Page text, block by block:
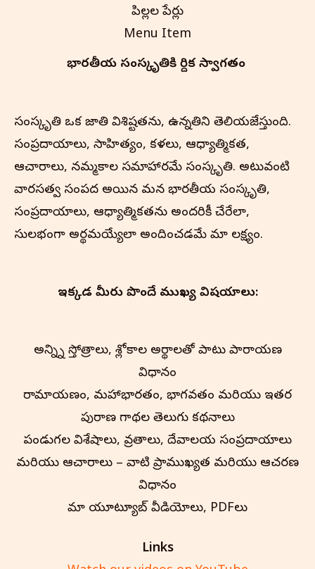
పిల్లల పేర్లు
Menu Item
భారతీయ సంస్కృతి‌కి హార్దిక స్వాగతం
సంస్కృతి ఒక జాతి విశిష్టతను, ఉన్నతిని తెలియజేస్తుంది.
సంప్రదాయాలు, సాహిత్యం, కళలు, ఆధ్యాత్మికత,
ఆచారాలు, నమ్మకాల సమాహారమే సంస్కృతి. అటువంటి
వారసత్వ సంపద అయిన మన భారతీయ సంస్కృతి,
సంప్రదాయాలు, ఆధ్యాత్మికతను అందరికీ చేరేలా,
సులభంగా అర్థమయ్యేలా అందించడమే మా లక్ష్యం.
ఇక్కడ మీరు పొందే ముఖ్య విషయాలు:
అన్న్ని స్తోత్రాలు, శ్లోకాల అర్థాలతో పాటు పారాయణ
విధానం
రామాయణం, మహాభారతం, భాగవతం మరియు ఇతర
పురాణ గాథల తెలుగు కథనాలు
పండుగల విశేషాలు, వ్రతాలు, దేవాలయ సంప్రదాయాలు
మరియు ఆచారాలు – వాటి ప్రాముఖ్యత మరియు ఆచరణ
విధానం
మా యూట్యూబ్ వీడియోలు, PDFలు
Links